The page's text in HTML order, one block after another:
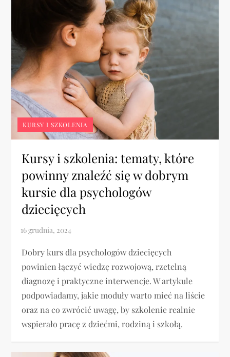
KURSY I SZKOLENIA
Kursy i szkolenia: tematy, które
powinny znaleźć się w dobrym
kursie dla psychologów
dziecięcych
Dobry kurs dla psychologów dziecięcych
powinien łączyć wiedzę rozwojową, rzetelną
diagnozę i praktyczne interwencje. W artykule
podpowiadamy, jakie moduły warto mieć na liście
oraz na co zwrócić uwagę, by szkolenie realnie
wspierało pracę z dziećmi, rodziną i szkołą.